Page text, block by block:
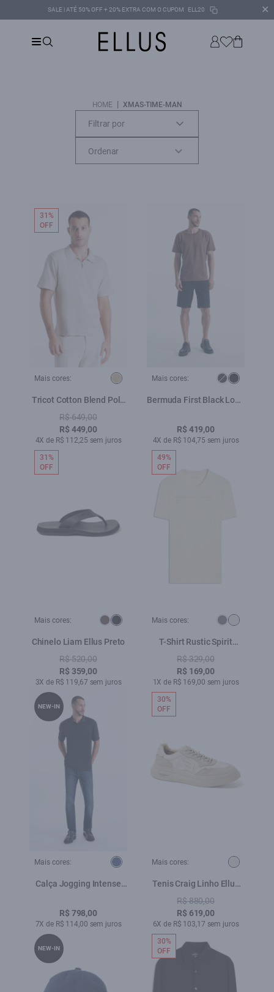
SALE | ATÉ 50% OFF + 20% EXTRA COM O CUPOM ELL20 ✕
HOME | XMAS-TIME-MAN
Filtrar por
Mais cores:
Tricot Cotton Blend Polo
Zíper Mc Areia
R$ 649,00
R$ 449,00
4X de R$ 112,25 sem juros
31%
OFF
Mais cores:
Bermuda First Black Long
35
R$ 419,00
4X de R$ 104,75 sem juros
Mais cores:
Chinelo Liam Ellus Preto
R$ 520,00
R$ 359,00
3X de R$ 119,67 sem juros
31%
OFF
Mais cores:
T-Shirt Rustic Spirit
Natural
R$ 329,00
R$ 169,00
1X de R$ 169,00 sem juros
49%
OFF
Mais cores:
Calça Jogging Intense
R$ 798,00
7X de R$ 114,00 sem juros
NEW-IN
Mais cores:
Tenis Craig Linho Ellus
Natural
R$ 880,00
R$ 619,00
6X de R$ 103,17 sem juros
30%
OFF
NEW-IN
30%
OFF